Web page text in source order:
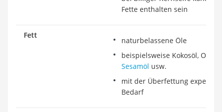
Fette enthalten sein
Fett
naturbelassene Öle
beispielsweise Kokosöl,
Sesamöl usw.
mit der Überfettung
Bedarf